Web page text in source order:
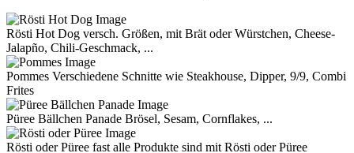
Rösti Hot Dog versch. Größen, mit Brät oder Würstchen, Cheese-
Jalapño, Chili-Geschmack, ...
Pommes Verschiedene Schnitte wie Steakhouse, Dipper, 9/9, Combi
Frites
Püree Bällchen Panade Brösel, Sesam, Cornflakes, ...
Rösti oder Püree fast alle Produkte sind mit Rösti oder Püree